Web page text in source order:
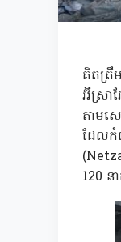
គិតត្រឹ
អ៊ីស្រា
តាមស
ដែលកំ
120 ន